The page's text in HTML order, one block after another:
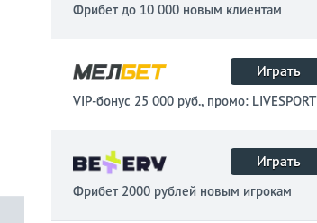
Фрибет до 10 000 новым клиентам
Играть
VIP-бонус 25 000 руб., промо: LIVESPORT
Играть
Фрибет 2000 рублей новым игрокам